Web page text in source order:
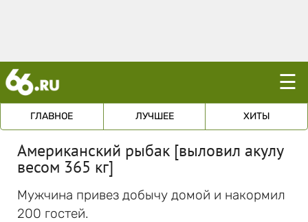
☰
ГЛАВНОЕ ЛУЧШЕЕ ХИТЫ
Американский рыбак [выловил акулу
весом 365 кг]
Мужчина привез добычу домой и накормил
200 гостей.